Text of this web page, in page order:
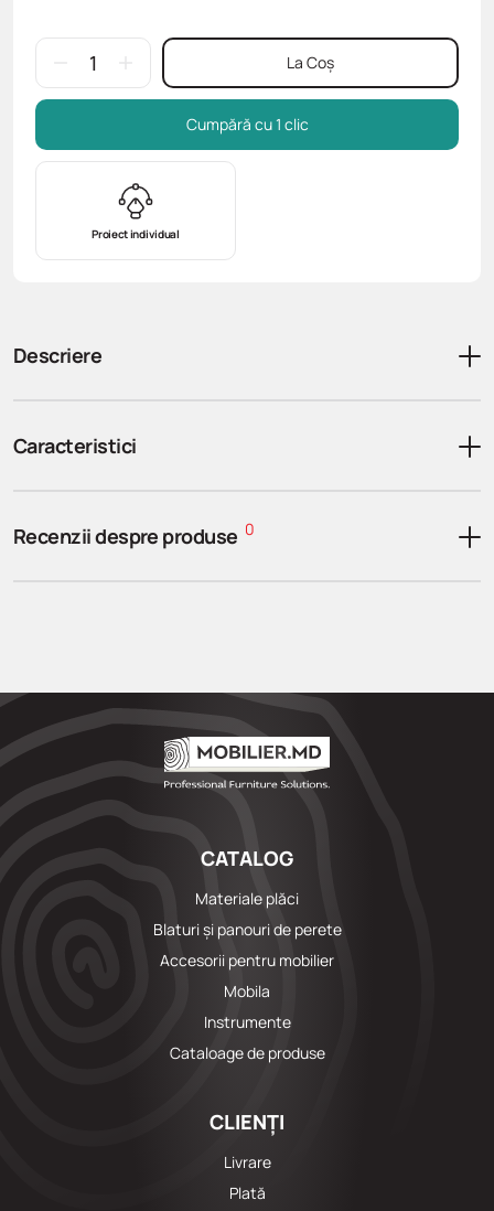
Proiect individual
La Coș
Cumpără cu 1 clic
Descriere
Caracteristici
Recenzii despre produse 0
CATALOG
Materiale plăci
Blaturi și panouri de perete
Accesorii pentru mobilier
Mobila
Instrumente
Cataloage de produse
CLIENȚI
Livrare
Plată